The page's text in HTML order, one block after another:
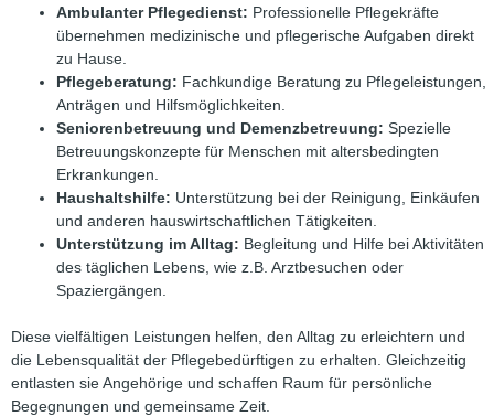
Ambulanter Pflegedienst: Professionelle Pflegekräfte
übernehmen medizinische und pflegerische Aufgaben direkt
zu Hause.
Pflegeberatung: Fachkundige Beratung zu Pflegeleistungen,
Anträgen und Hilfsmöglichkeiten.
Seniorenbetreuung und Demenzbetreuung: Spezielle
Betreuungskonzepte für Menschen mit altersbedingten
Erkrankungen.
Haushaltshilfe: Unterstützung bei der Reinigung, Einkäufen
und anderen hauswirtschaftlichen Tätigkeiten.
Unterstützung im Alltag: Begleitung und Hilfe bei Aktivitäten
des täglichen Lebens, wie z.B. Arztbesuchen oder
Spaziergängen.
Diese vielfältigen Leistungen helfen, den Alltag zu erleichtern und
die Lebensqualität der Pflegebedürftigen zu erhalten. Gleichzeitig
entlasten sie Angehörige und schaffen Raum für persönliche
Begegnungen und gemeinsame Zeit.